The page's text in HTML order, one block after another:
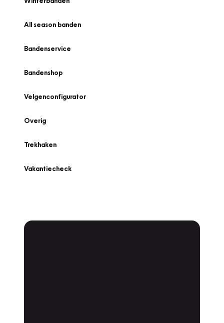
All season banden
Bandenservice
Bandenshop
Velgenconfigurator
Overig
Trekhaken
Vakantiecheck